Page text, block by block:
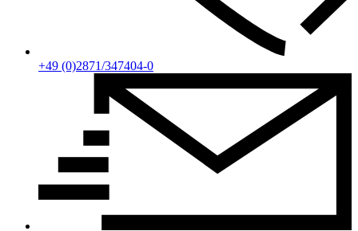
+49 (0)2871/347404-0